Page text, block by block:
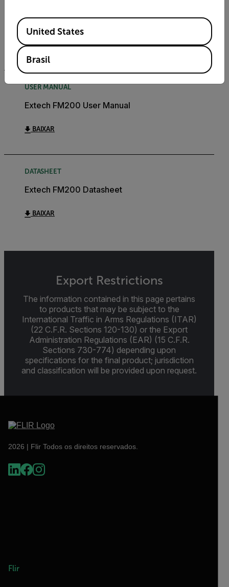
Manual do usuário do Extech FM200 BR
BAIXAR
USER MANUAL
Extech FM200 User Manual
BAIXAR
DATASHEET
Extech FM200 Datasheet
BAIXAR
Export Restrictions
The information contained in this page pertains
to products that may be subject to the
International Traffic in Arms Regulations (ITAR)
(22 C.F.R. Sections 120-130) or the Export
Administration Regulations (EAR) (15 C.F.R.
Sections 730-774) depending upon
specifications for the final product; jurisdiction
and classification will be provided upon request.
2026 | Flir Todos os direitos reservados.
Flir
Available Locations
United States
Brasil